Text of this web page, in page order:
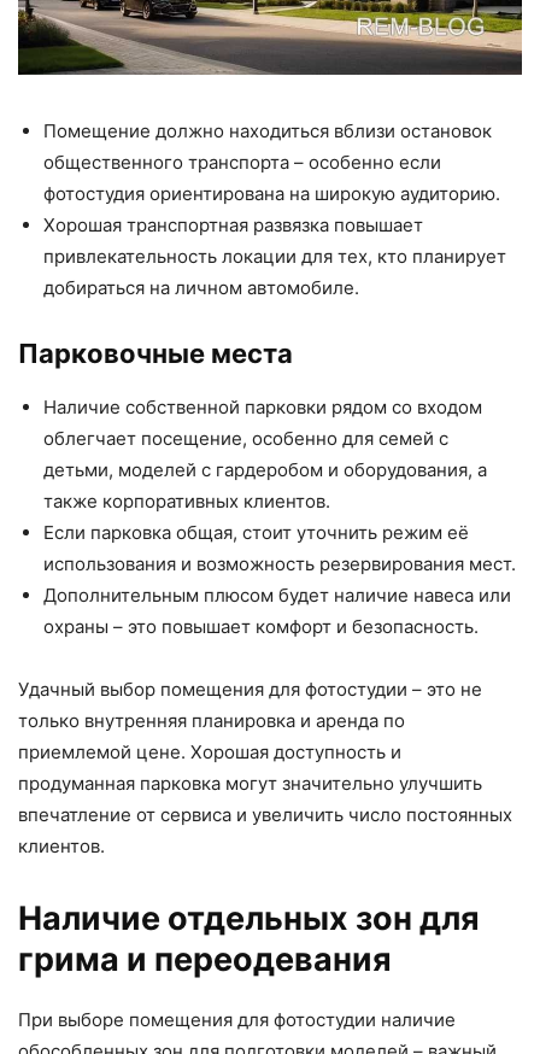
Помещение должно находиться вблизи остановок
общественного транспорта – особенно если
фотостудия ориентирована на широкую аудиторию.
Хорошая транспортная развязка повышает
привлекательность локации для тех, кто планирует
добираться на личном автомобиле.
Парковочные места
Наличие собственной парковки рядом со входом
облегчает посещение, особенно для семей с
детьми, моделей с гардеробом и оборудования, а
также корпоративных клиентов.
Если парковка общая, стоит уточнить режим её
использования и возможность резервирования мест.
Дополнительным плюсом будет наличие навеса или
охраны – это повышает комфорт и безопасность.
Удачный выбор помещения для фотостудии – это не
только внутренняя планировка и аренда по
приемлемой цене. Хорошая доступность и
продуманная парковка могут значительно улучшить
впечатление от сервиса и увеличить число постоянных
клиентов.
Наличие отдельных зон для
грима и переодевания
При выборе помещения для фотостудии наличие